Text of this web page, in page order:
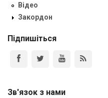
Відео
Закордон
Підпишіться
Зв'язок з нами